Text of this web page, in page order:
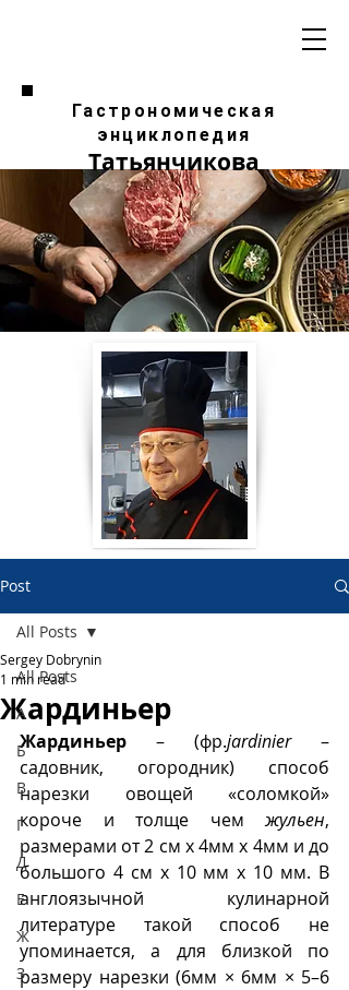
Гастрономическая
энциклопедия
Татьянчикова
Post
All Posts
А
Б
В
Г
Д
Е
Ж
З
All Posts
Жардиньер
Sergey Dobrynin
1 min read
Жардиньер – (фр.jardinier –
садовник, огородник) способ
нарезки овощей «соломкой»
короче и толще чем жульен,
размерами от 2 см x 4мм x 4мм и до
большого 4 см х 10 мм х 10 мм. В
англоязычной кулинарной
литературе такой способ не
упоминается, а для близкой по
размеру нарезки (6мм × 6мм × 5–6